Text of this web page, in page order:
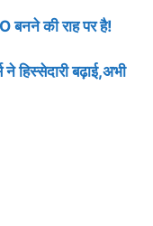
बनने की राह पर है!
बढ़ाई,अभी